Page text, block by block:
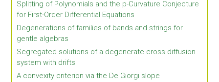
Splitting of Polynomials and the p-Curvature Conjecture
for First-Order Differential Equations
Degenerations of families of bands and strings for
gentle algebras
Segregated solutions of a degenerate cross-diffusion
system with drifts
A convexity criterion via the De Giorgi slope